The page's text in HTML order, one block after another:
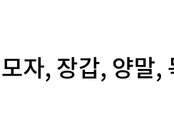
모자, 장갑, 양말,